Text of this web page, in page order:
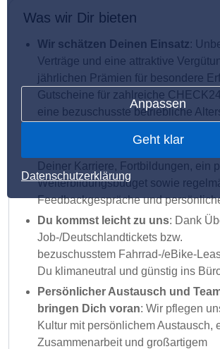
Anpassen
Geht klar
Datenschutzerklärung
Was wir Dir bieten
Wir schätzen Deinen Einsatz:
Verträge und eine attraktive
jährlichen Prämien für besondere
Gutscheine für zahlreiche
eine bezuschusste betriebliche
Deiner Karriere, Fortbildungen, ein
Weiterbildungsbudget sowie
Feedbackgespräche und
Du kommst leicht zu uns: Dank
Job-/Deutschlandtickets bzw.
bezuschusstem Fahrrad-/eBike-
Du klimaneutral und günstig ins
Persönlicher Austausch und
bringen Dich voran: Wir pflegen
Kultur mit persönlichem Austausch,
Zusammenarbeit und großartigem